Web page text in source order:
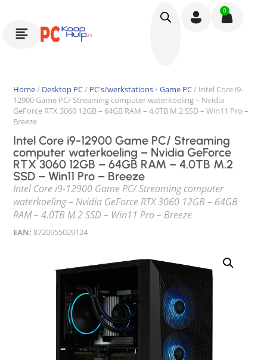
0
Home/ Desktop PC/ PC's/werkstations/Game PC/ Intel Core i9-
12900 Game PC/ Streaming computer waterkoeling – Nvidia
GeForce RTX 3060 12GB – 64GB RAM – 4.0TB M.2 SSD – Win11 Pro –
Breeze
Intel Core i9-12900 Game PC/ Streaming
computer waterkoeling – Nvidia GeForce
RTX 3060 12GB – 64GB RAM – 4.0TB M.2
SSD – Win11 Pro – Breeze
Intel Core i9-12900 Game PC/ Streaming computer
waterkoeling – Nvidia GeForce RTX 3060 12GB – 64GB
RAM – 4.0TB M.2 SSD – Win11 Pro – Breeze
EAN: 8720955029124